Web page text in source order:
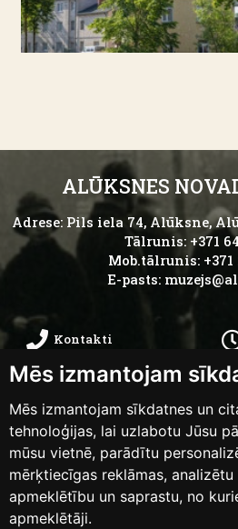
Mēs izmantojam
Mēs izmantojam sīkdatnes un
tehnoloģijas, lai uzlabotu Jūsu
mūsu vietnē, parādītu
mērķtiecīgas reklāmas,
apmeklētību un saprastu, no
apmeklētāji.
ALŪKSNES
Adrese: Pils iela 74, Alūksne,
Tālrunis: +371
Mob.tālrunis: +371
E-pasts:
Kontakti
Kā nokļūt
Piekļūstamības
paziņojums